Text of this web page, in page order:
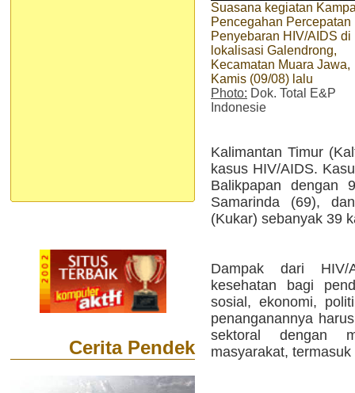
Cerita Pendek
Suasana kegiatan
Pencegahan Percepatan
Penyebaran HIV/AIDS di
lokalisasi Galendrong,
Kecamatan Muara Jawa,
Kamis (09/08) lalu
Photo: Dok. Total E&P
Indonesie
Kalimantan Timur
kasus HIV/AIDS.
Balikpapan dengan
Samarinda (69),
(Kukar) sebanyak 39
Dampak dari HIV/
kesehatan bagi
sosial, ekonomi,
penanganannya
sektoral dengan
masyarakat,